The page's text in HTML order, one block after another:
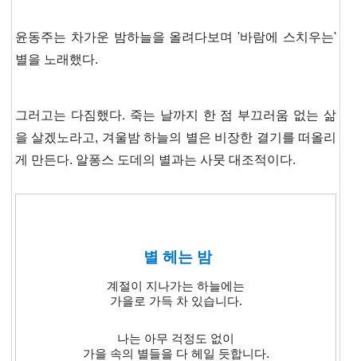
윤동주는 차가운 밤하늘을 올려다보며 '바람에 스치우는'
별을 노래했다.
그러고는 다짐했다. 죽는 날까지 한 점 부끄러움 없는 삶
을 살겠노라고, 겨울밤 하늘의 별은 비장한 결기를 떠올리
게 만든다. 알퐁스 도데의 별과는 사뭇 대조적이다.
별 헤는 밤
계절이 지나가는 하늘에는
가을로 가득 차 있습니다.
나는 아무 걱정도 없이
가을 속의 별들을 다 헤일 듯합니다.